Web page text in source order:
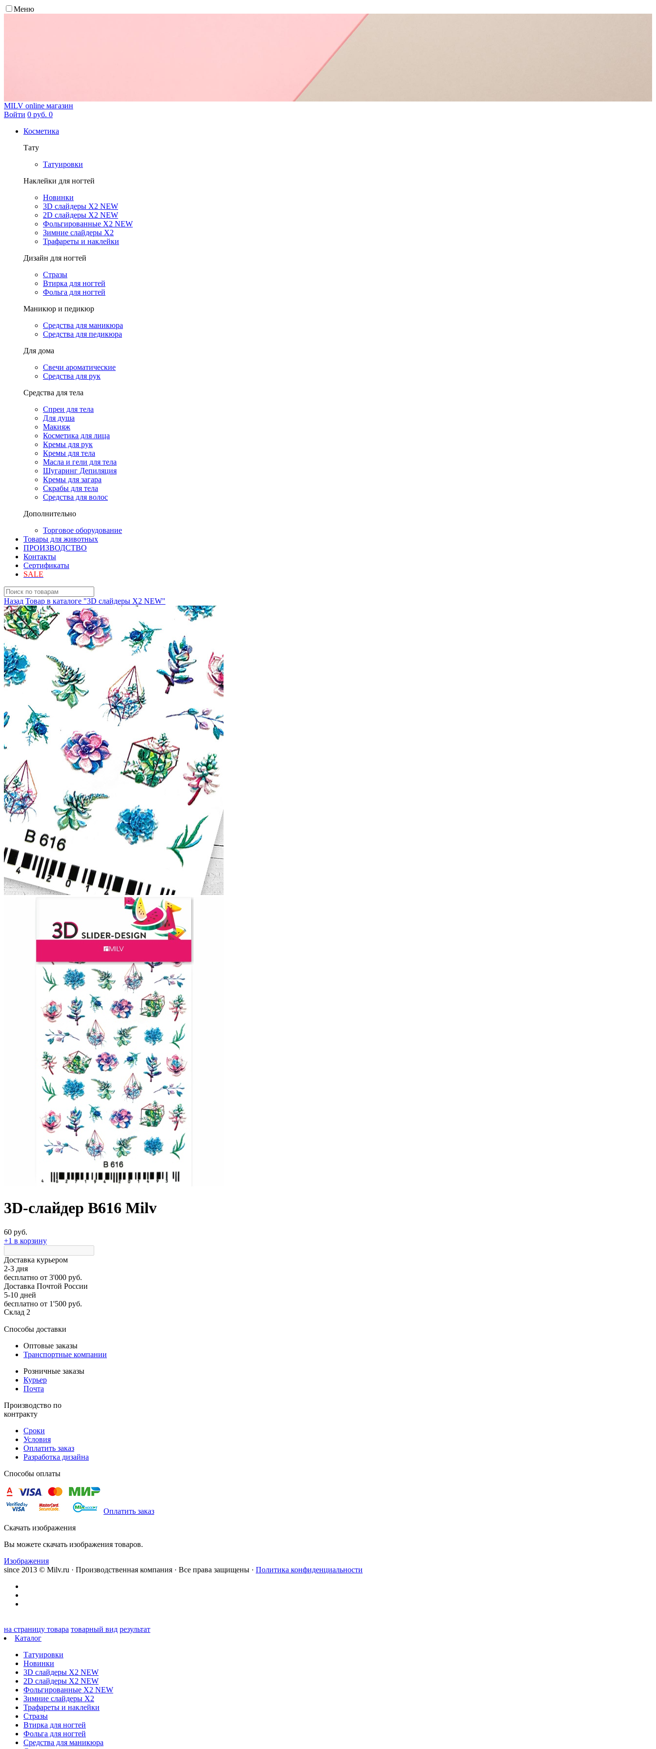
Меню
MILV online магазин
Войти 0 руб. 0
Косметика
Тату
Татуировки
Наклейки для ногтей
Новинки
3D слайдеры X2 NEW
2D слайдеры X2 NEW
Фольгированные X2 NEW
Зимние слайдеры Х2
Трафареты и наклейки
Дизайн для ногтей
Стразы
Втирка для ногтей
Фольга для ногтей
Маникюр и педикюр
Средства для маникюра
Средства для педикюра
Для дома
Свечи ароматические
Средства для рук
Средства для тела
Спреи для тела
Для душа
Макияж
Косметика для лица
Кремы для рук
Кремы для тела
Масла и гели для тела
Шугаринг Депиляция
Кремы для загара
Скрабы для тела
Средства для волос
Дополнительно
Торговое оборудование
Товары для животных
ПРОИЗВОДСТВО
Контакты
Сертификаты
SALE
Назад Товар в каталоге "3D слайдеры X2 NEW"
3D-слайдер B616 Milv
60 руб.
+1 в корзину
Доставка курьером
2-3 дня
бесплатно от 3'000 руб.
Доставка Почтой России
5-10 дней
бесплатно от 1'500 руб.
Склад 2
Способы доставки
Оптовые заказы
Транспортные компании
Розничные заказы
Курьер
Почта
Производство по
контракту
Сроки
Условия
Оплатить заказ
Разработка дизайна
Способы оплаты
Оплатить заказ
Скачать изображения
Вы можете скачать изображения товаров.
Изображения
since 2013 © Milv.ru · Производственная компания · Все права защищены · Политика конфиденциальности
на страницу товара товарный вид результат
Каталог
Татуировки
Новинки
3D слайдеры X2 NEW
2D слайдеры X2 NEW
Фольгированные X2 NEW
Зимние слайдеры Х2
Трафареты и наклейки
Стразы
Втирка для ногтей
Фольга для ногтей
Средства для маникюра